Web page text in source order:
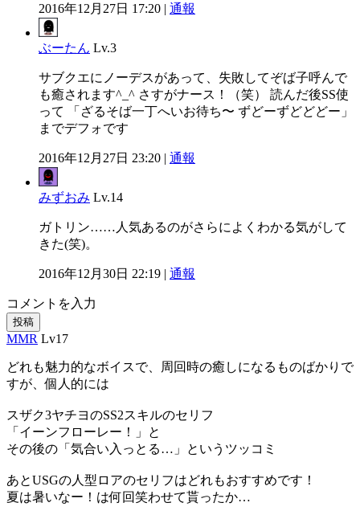
2016年12月27日 17:20 | 通報
ぶーたん Lv.3
サブクエにノーデスがあって、失敗してぞば子呼んで
も癒されます^_^ さすがナース！（笑） 読んだ後SS使
って 「ざるそば一丁へいお待ち〜 ずどーずどどどー」
までデフォです
2016年12月27日 23:20 | 通報
みずおみ Lv.14
ガトリン……人気あるのがさらによくわかる気がして
きた(笑)。
2016年12月30日 22:19 | 通報
コメントを入力
投稿
MMR Lv17
どれも魅力的なボイスで、周回時の癒しになるものばかりで
すが、個人的には
スザク3ヤチヨのSS2スキルのセリフ
「イーンフローレー！」と
その後の「気合い入っとる…」というツッコミ
あとUSGの人型ロアのセリフはどれもおすすめです！
夏は暑いなー！は何回笑わせて貰ったか…